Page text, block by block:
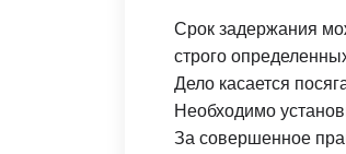
Срок задержания
строго
Дело касается
Необходимо
За совершенное